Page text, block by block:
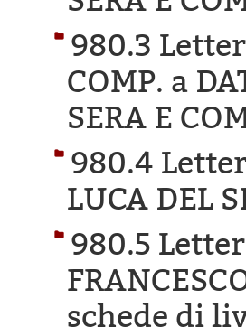
980.3
COMP. a
SERA E
980.4
LUCA DEL
980.5
schede di